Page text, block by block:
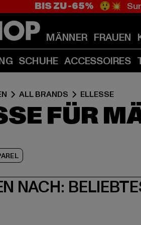
BIS ZU -65% 😲💥
MÄNNER FRAUEN
SCHUHE ACCESSOIRES
ALL BRANDS ELLESSE
FÜR
NACH: